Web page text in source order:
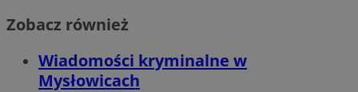
Zobacz również
Wiadomości kryminalne w
Mysłowicach